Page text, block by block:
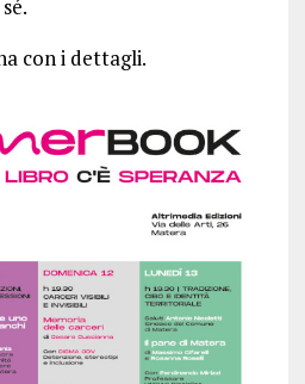
con i dettagli.